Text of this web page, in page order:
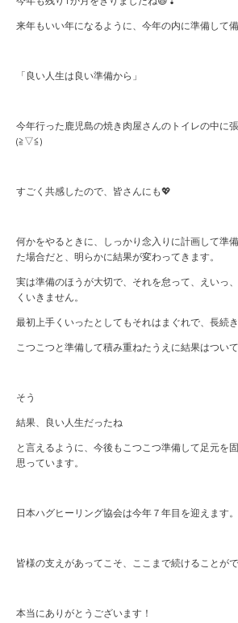
来年もいい年になるように、今年の内に準備して
「良い人生は良い準備から」
今年行った鹿児島の焼き肉屋さんのトイレの中に
(≧▽≦)
すごく共感したので、皆さんにも💖
何かをやるときに、しっかり念入りに計画して準
た場合だと、明らかに結果が変わってきます。
実は準備のほうが大切で、それを怠って、えいっ
くいきません。
最初上手くいったとしてもそれはまぐれで、長続
こつこつと準備して積み重ねたうえに結果はついて
そう
結果、良い人生だったね
と言えるように、今後もこつこつ準備して足元を
思っています。
日本ハグヒーリング協会は今年７年目を迎えます。
皆様の支えがあってこそ、ここまで続けることがで
本当にありがとうございます！